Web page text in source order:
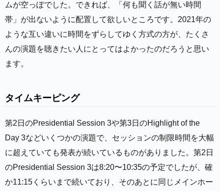
ムが空っぽでした。できれば、「何も聞く話が無い時間
帯」が出ないように配置して欲しいところです。2021年の
ような互い違いに時間をずらしてゆく方式の方が、たくさ
んの演題を聴きたい人にとってはよかったのだろうと思い
ます。
タイムキーピング
第2日のPresidential Session 3や第3日のHighlight of the
Day 3などいくつかの演題で、セッションの制限時間を大幅
に超えていても発表が続いているものがありました。第2日
のPresidential Session 3は8:20〜10:35の予定でしたが、確
か11:15くらいまで続いており、そのあとに同じメインホー